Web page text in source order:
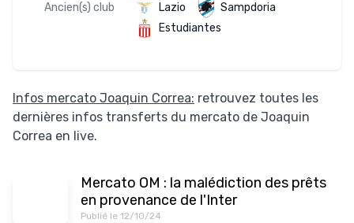
Ancien(s) club
Lazio
Sampdoria
Estudiantes
Infos mercato Joaquin Correa: retrouvez toutes les
dernières infos transferts du mercato de Joaquin
Correa en live.
Mercato OM : la malédiction des prêts
en provenance de l'Inter
Publié le 12/10/24